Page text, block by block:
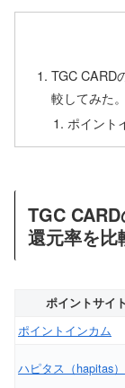
TGC CARD
較してみた。
ポイント
TGC
還元率を比
ポイントサイ
ポイントインカム
ハピタス（hapitas）